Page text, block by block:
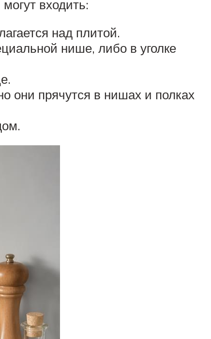
входить:
над плитой.
нише, либо в уголке
они прячутся в нишах и полках